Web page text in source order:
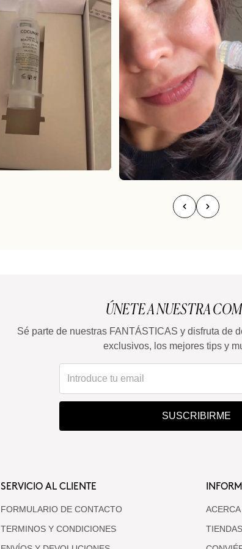
ÚNETE A NUESTRA
Sé parte de nuestras FANTÁSTICAS y disfruta de
exclusivos, los mejores tips y
SUSCRIBIRME
SERVICIO AL CLIENTE
FORMULARIO DE CONTACTO
TERMINOS Y CONDICIONES
TIENDAS